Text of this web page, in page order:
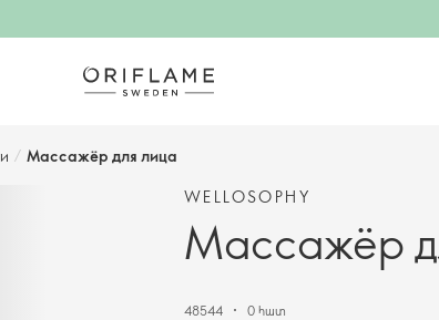
/ Массажёр для лица
WELLOSOPHY
Массажёр
48544 0 հատ